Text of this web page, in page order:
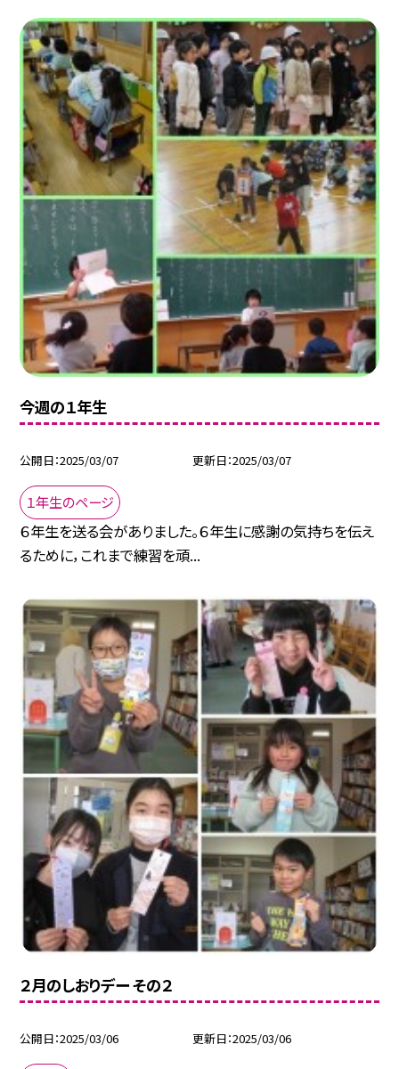
今週の１年生
公開日 2025/03/07 更新日 2025/03/07
１年生のページ
６年生を送る会がありました。６年生に感謝の気持ちを伝え
るために，これまで練習を頑...
２月のしおりデー その２
公開日 2025/03/06 更新日 2025/03/06